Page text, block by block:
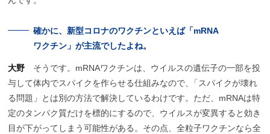
確かに、 新型コロナのワクチンといえば「mRNA
ワクチン」が主流でしたよね。
大野そうです。mRNAワクチンは、ウイルスの遺伝子の一部を投
与して体内でスパイクを作らせる仕組みなので、
「スパイクが壊れ
る問題」とは別の方法で解決しているわけです。ただ、mRNAは特
定のタンパク質だけを標的にするので、ウイルスが変異すると効き
目が下がってしまう可能性がある。その点、全粒子ワクチンなら全